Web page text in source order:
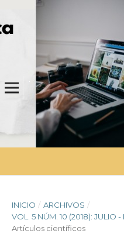
INICIO / ARCHIVOS /
VOL. 5 NÚM. 10 (2018): JULIO
Artículos científicos